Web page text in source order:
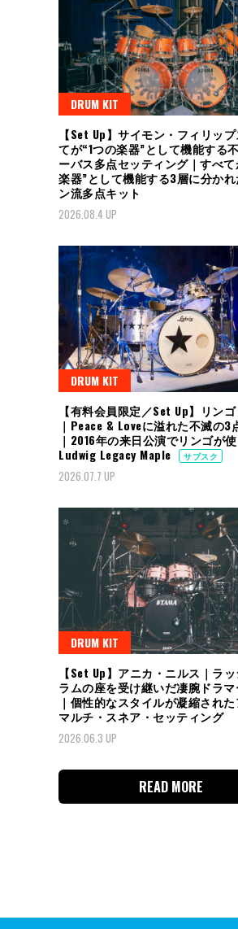
DRUM KIT
【Set Up】サイモン・フィリッ
てが“1つの楽器”として機能する
ーバス多点セッティング｜すべて
楽器”として機能する3層に分か
ン流多点キット
2026.08.4 UP
DRUM KIT
【有料会員限定／Set Up】リン
｜Peace & Loveに溢れた不滅の3
｜2016年の来日公演でリンゴが
Ludwig Legacy Maple
サブスク
2026.07.7 UP
DRUM KIT
【Set Up】アニカ・ニルス｜ラ
ラムの座を受け継いだ凄腕ドラ
｜個性的なスタイルが凝縮され
マルチ・スネア・セッティング
2026.06.3 UP
READ MORE